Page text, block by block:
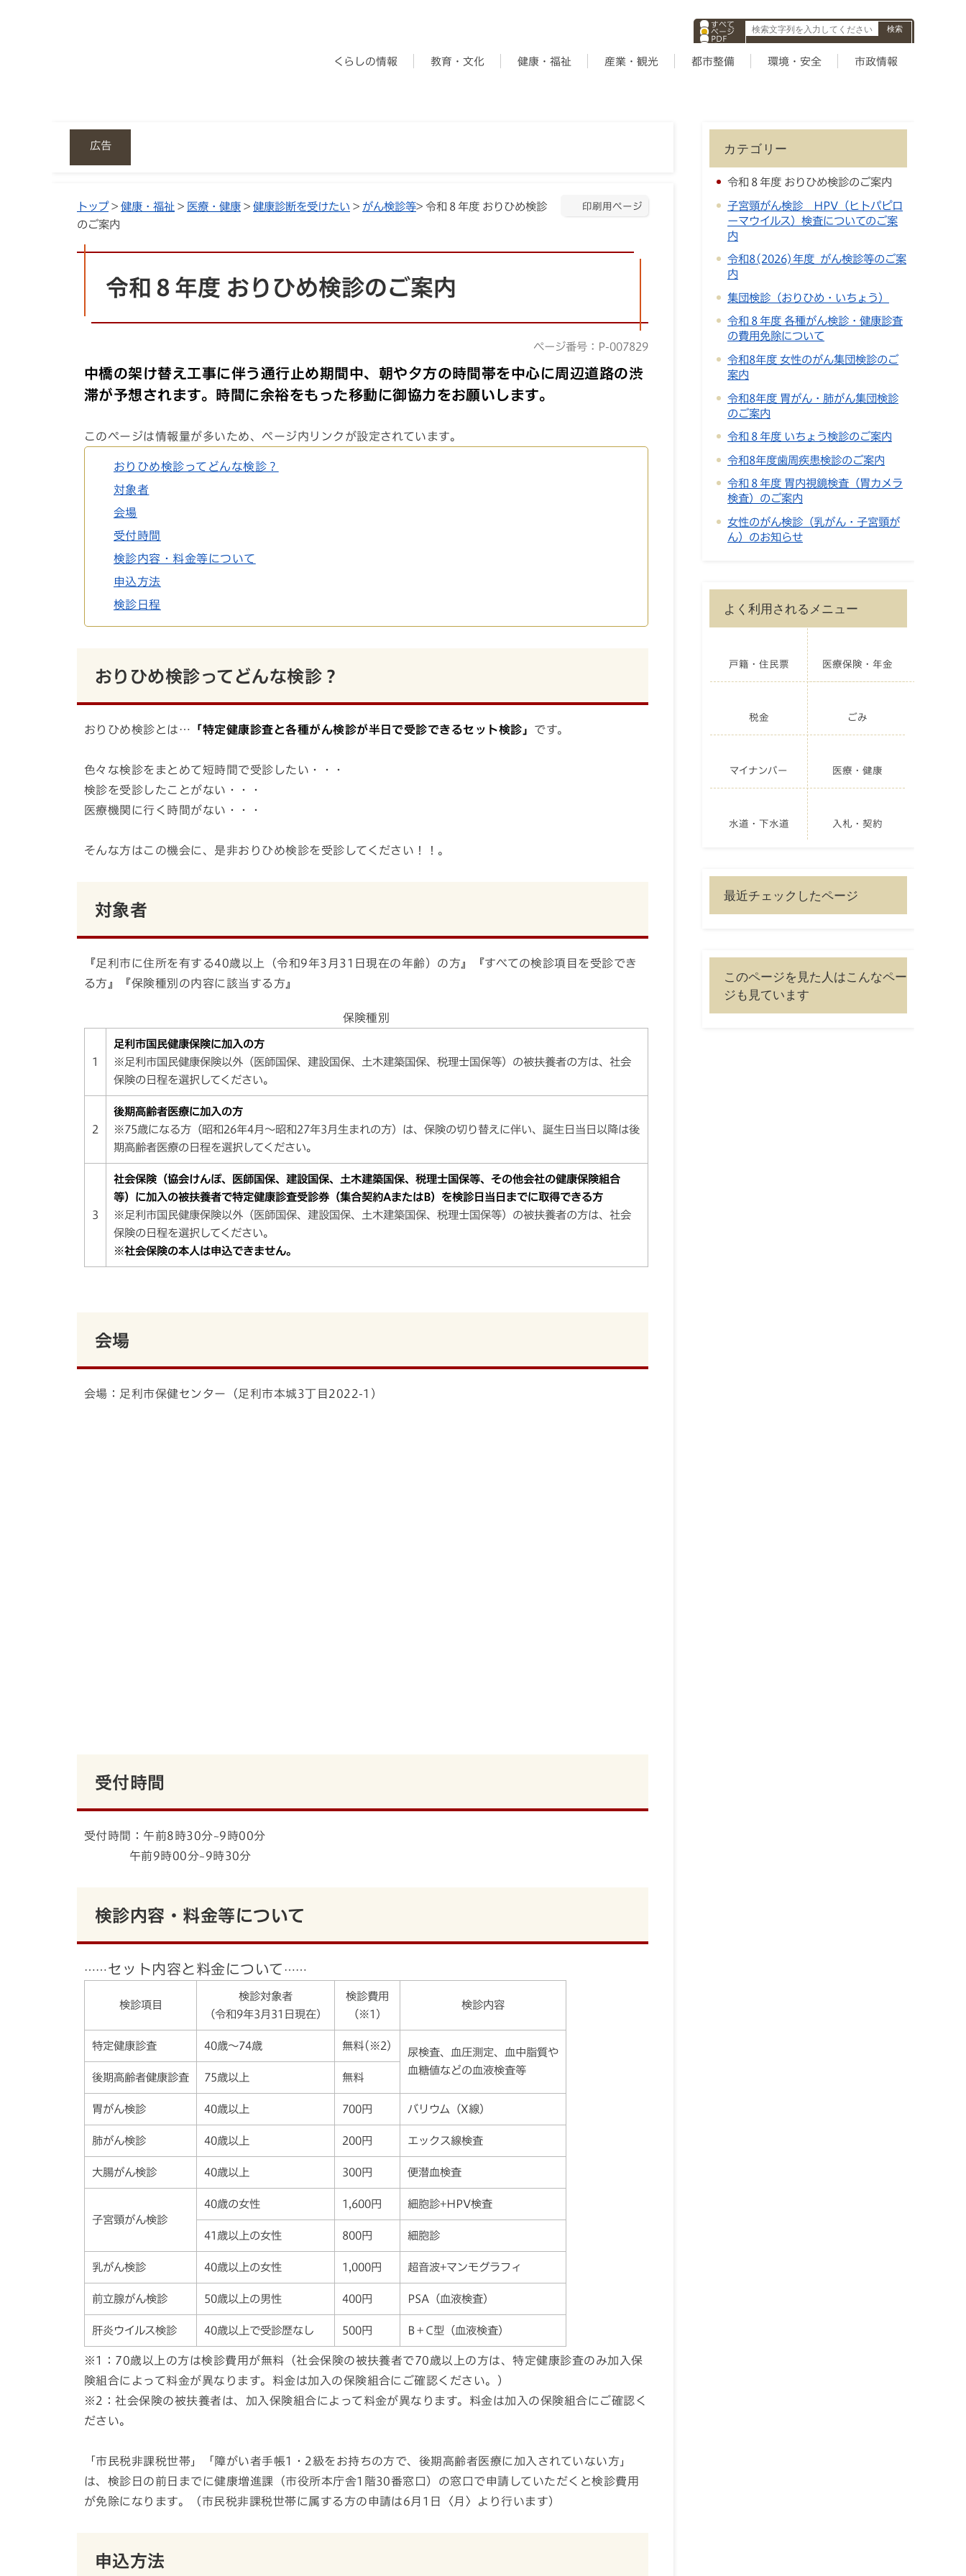
すべて
ページ
PDF
ID
くらしの情報 教育・文化 健康・福祉 産業・観光 都市整備 環境・安全 市政情報
広告
印刷用ページ
トップ> 健康・福祉 > 医療・健康 > 健康診断を受けたい > がん検診等> 令和８年度 おりひめ検診
のご案内
令和８年度 おりひめ検診のご案内
ページ番号：P-007829
中橋の架け替え工事に伴う通行止め期間中、朝や夕方の時間帯を中心に周辺道路の渋
滞が予想されます。時間に余裕をもった移動に御協力をお願いします。
このページは情報量が多いため、ページ内リンクが設定されています。
おりひめ検診ってどんな検診？
対象者
会場
受付時間
検診内容・料金等について
申込方法
検診日程
おりひめ検診ってどんな検診？
おりひめ検診とは… 「特定健康診査と各種がん検診が半日で受診できるセット検診」 です。
色々な検診をまとめて短時間で受診したい・・・
検診を受診したことがない・・・
医療機関に行く時間がない・・・
そんな方はこの機会に、是非おりひめ検診を受診してください！！。
対象者
『足利市に住所を有する40歳以上（令和9年3月31日現在の年齢）の方』『すべての検診項目を受診でき
る方』『保険種別の内容に該当する方』
保険種別
1
足利市国民健康保険に加入の方
※足利市国民健康保険以外（医師国保、建設国保、土木建築国保、税理士国保等）の被扶養者の方は、社会
保険の日程を選択してください。
2
後期高齢者医療に加入の方
※75歳になる方（昭和26年4月～昭和27年3月生まれの方）は、保険の切り替えに伴い、誕生日当日以降は後
期高齢者医療の日程を選択してください。
3
社会保険（協会けんぽ、医師国保、建設国保、土木建築国保、税理士国保等、その他会社の健康保険組合
等）に加入の被扶養者で特定健康診査受診券（集合契約AまたはB）を検診日当日までに取得できる方
※足利市国民健康保険以外（医師国保、建設国保、土木建築国保、税理士国保等）の被扶養者の方は、社会
保険の日程を選択してください。
※社会保険の本人は申込できません。
会場
会場：足利市保健センター（足利市本城3丁目2022-1)
受付時間
受付時間：午前8時30分~9時00分
午前9時00分~9時30分
検診内容・料金等について
……セット内容と料金について ……
検診項目
検診対象者
（令和9年3月31日現在）
検診費用
（※1）
検診内容
特定健康診査 40歳～74歳 無料(※2)
尿検査、血圧測定、血中脂質や
血糖値などの血液検査等
後期高齢者健康診査 75歳以上 無料
胃がん検診 40歳以上 700円 バリウム（X線）
肺がん検診 40歳以上 200円 エックス線検査
大腸がん検診 40歳以上 300円 便潜血検査
子宮頸がん検診
40歳の女性 1,600円 細胞診+HPV検査
41歳以上の女性 800円 細胞診
乳がん検診 40歳以上の女性 1,000円 超音波+マンモグラフィ
前立腺がん検診 50歳以上の男性 400円 PSA（血液検査）
肝炎ウイルス検診 40歳以上で受診歴なし 500円 B＋C型（血液検査）
※1：70歳以上の方は検診費用が無料（社会保険の被扶養者で70歳以上の方は、特定健康診査のみ加入保
険組合によって料金が異なります。料金は加入の保険組合にご確認ください。）
※2：社会保険の被扶養者は、加入保険組合によって料金が異なります。料金は加入の保険組合にご確認く
ださい。
「市民税非課税世帯」「障がい者手帳1・2級をお持ちの方で、後期高齢者医療に加入されていない方」
は、検診日の前日までに健康増進課（市役所本庁舎1階30番窓口）の窓口で申請していただくと検診費用
が免除になります。（市民税非課税世帯に属する方の申請は6月1日〈月〉より行います）
申込方法
カテゴリー
令和８年度 おりひめ検診のご案内
子宮頸がん検診 HPV（ヒトパピロ
ーマウイルス）検査についてのご案
内
令和8(2026)年度 がん検診等のご案
内
集団検診（おりひめ・いちょう）
令和８年度 各種がん検診・健康診査
の費用免除について
令和8年度 女性のがん集団検診のご
案内
令和8年度 胃がん・肺がん集団検診
のご案内
令和８年度 いちょう検診のご案内
令和8年度歯周疾患検診のご案内
令和８年度 胃内視鏡検査（胃カメラ
検査）のご案内
女性のがん検診（乳がん・子宮頸が
ん）のお知らせ
よく利用されるメニュー
戸籍・住民票 医療保険・年金
税金 ごみ
マイナンバー 医療・健康
水道・下水道 入札・契約
最近チェックしたページ
このページを見た人はこんなペー
ジも見ています